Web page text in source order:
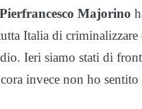
Pierfrancesco Majorino
Italia di
Ieri siamo stati di
invece non ho